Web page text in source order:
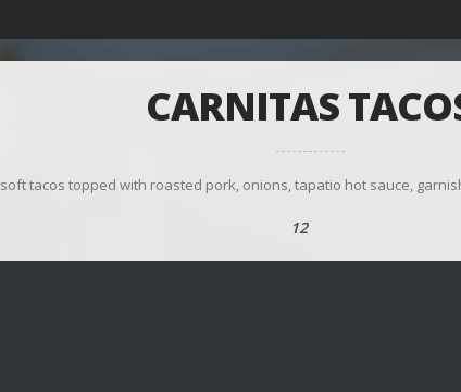
CARNITAS
soft tacos topped with roasted pork, onions, tapatio hot sauce,
12